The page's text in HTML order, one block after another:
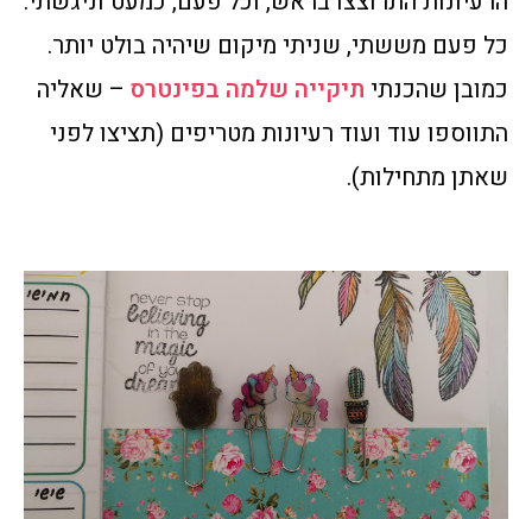
כל פעם מששתי, שניתי מיקום שיהיה בולט יותר.
כמובן שהכנתי תיקייה שלמה בפינטרס – שאליה
התווספו עוד ועוד רעיונות מטריפים (תציצו לפני
שאתן מתחילות).